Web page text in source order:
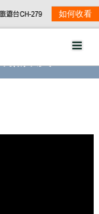
如何收看